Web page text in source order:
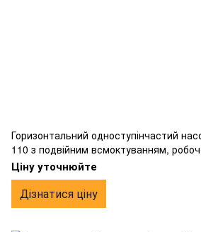
Горизонтальний одноступінчастий
110 з подвійним всмоктуванням,
з бронзи, фланцевим підключенням.
Ціну уточнюйте
Дізнатися ціну